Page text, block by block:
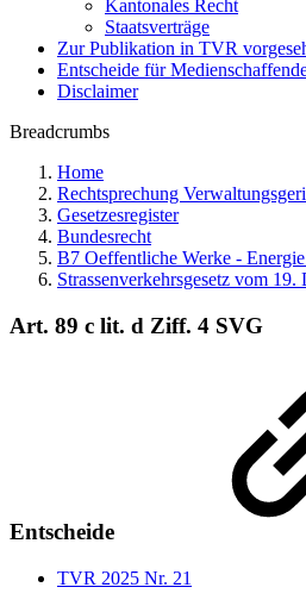
Kantonales Recht
Staatsverträge
Zur Publikation in TVR
Entscheide für
Disclaimer
Breadcrumbs
Home
Rechtsprechung
Gesetzesregister
Bundesrecht
B7 Oeffentliche Werke -
Strassenverkehrsgesetz vom 19.
Art. 89 c lit. d Ziff. 4 SVG
Entscheide
TVR 2025 Nr. 21